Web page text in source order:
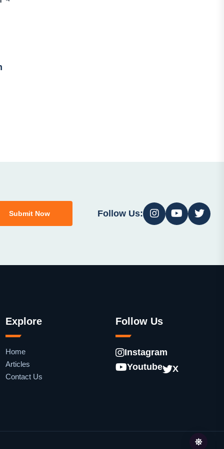
Submit Now Follow Us:
Explore
Home
Articles
Contact Us
Follow Us
Instagram
Youtube
X